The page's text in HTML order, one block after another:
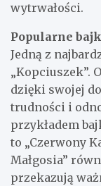
wytrwałości.
Popularne
Jedną z
„Kopciuszek”.
dzięki swojej
trudności i
przykładem
to „Czerwony
Małgosia”
przekazują